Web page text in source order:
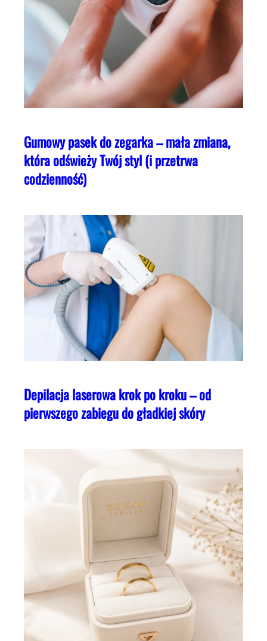
Gumowy pasek do zegarka – mała zmiana,
która odświeży Twój styl (i przetrwa
codzienność)
Depilacja laserowa krok po kroku – od
pierwszego zabiegu do gładkiej skóry